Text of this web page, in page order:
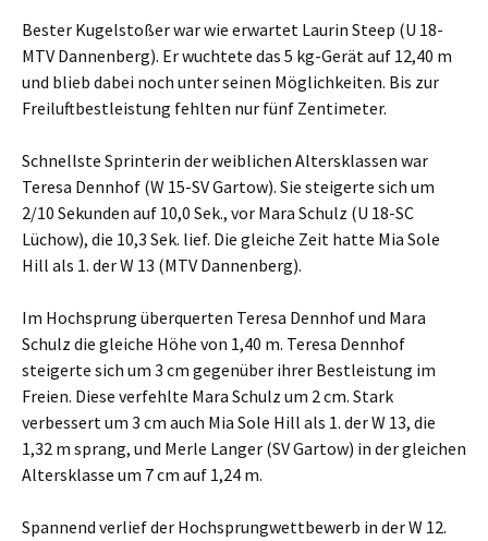
Bester Kugelstoßer war wie erwartet Laurin Steep (U 18-
MTV Dannenberg). Er wuchtete das 5 kg-Gerät auf 12,40 m
und blieb dabei noch unter seinen Möglichkeiten. Bis zur
Freiluftbestleistung fehlten nur fünf Zentimeter.
Schnellste Sprinterin der weiblichen Altersklassen war
Teresa Dennhof (W 15-SV Gartow). Sie steigerte sich um
2/10 Sekunden auf 10,0 Sek., vor Mara Schulz (U 18-SC
Lüchow), die 10,3 Sek. lief. Die gleiche Zeit hatte Mia Sole
Hill als 1. der W 13 (MTV Dannenberg).
Im Hochsprung überquerten Teresa Dennhof und Mara
Schulz die gleiche Höhe von 1,40 m. Teresa Dennhof
steigerte sich um 3 cm gegenüber ihrer Bestleistung im
Freien. Diese verfehlte Mara Schulz um 2 cm. Stark
verbessert um 3 cm auch Mia Sole Hill als 1. der W 13, die
1,32 m sprang, und Merle Langer (SV Gartow) in der gleichen
Altersklasse um 7 cm auf 1,24 m.
Spannend verlief der Hochsprungwettbewerb in der W 12.